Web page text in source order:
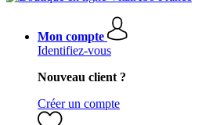
Mon compte
Identifiez-vous
Nouveau client ?
Créer un compte